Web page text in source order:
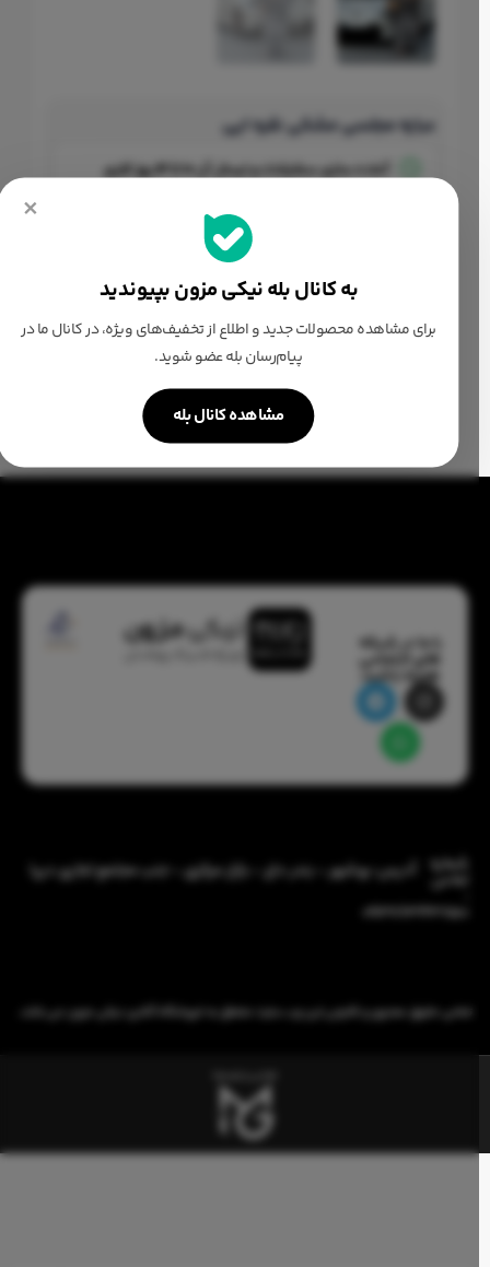
عبایه مجلسی مشکی نقره ایی
آماده سازی سفارشات و ارسال آن10 تا 14 روز کاری
آستری داره
فری سایزه
با سه قد مختلف قابل سفارشه
با ما در شبکه
های اجتماعی
همراه باشید:
شماره
09386343850
آدرس: بوشهر - بندر دیّر - بازار مرکزی - جنب مجتمع تجاری دریا
تمامی حقوق معنوی و قانونی این وب سایت متعلق به فروشگاه آنلاین نیکی مزون می باشد.
×
به کانال بله نیکی مزون بپیوندید
برای مشاهده محصولات جدید و اطلاع از تخفیف‌های ویژه، در کانال ما در
پیام‌رسان بله عضو شوید.
مشاهده کانال بله